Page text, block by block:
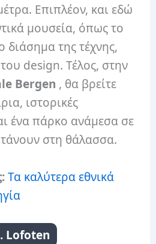
Επιπλέον, και εδώ
μουσεία, όπως το
διάσημα της τέχνης,
design. Τέλος, στην
Bergen , θα βρείτε
ιστορικές
ένα πάρκο ανάμεσα σε
στη θάλασσα.
Τα καλύτερα εθνικά
Lofoten